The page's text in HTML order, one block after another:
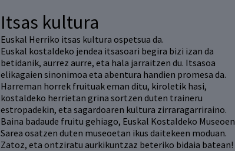
Itsas kultura
Euskal Herriko itsas kultura ospetsua da.
Euskal kostaldeko jendea itsasoari begira bizi izan da
betidanik, aurrez aurre, eta hala jarraitzen du. Itsasoa
elikagaien sinonimoa eta abentura handien promesa da.
Harreman horrek fruituak eman ditu, kiroletik hasi,
kostaldeko herrietan grina sortzen duten traineru
estropadekin, eta sagardoaren kultura zirraragarriraino.
Baina badaude fruitu gehiago, Euskal Kostaldeko Museoen
Sarea osatzen duten museoetan ikus daitekeen moduan.
Zatoz, eta ontziratu aurkikuntzaz beteriko bidaia batean!